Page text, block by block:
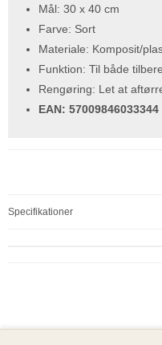
Mål: 30 x 40 cm
Farve: Sort
Materiale: Komposit/
Funktion: Til både
Rengøring: Let at
EAN: 57009846033344
Specifikationer